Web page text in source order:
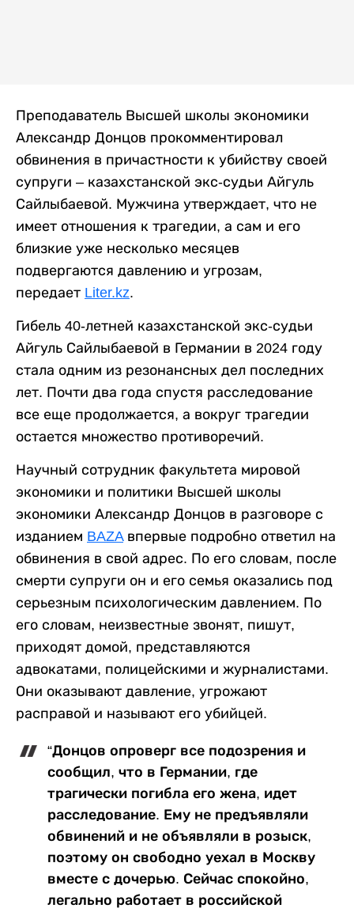
Преподаватель Высшей школы экономики
Александр Донцов прокомментировал
обвинения в причастности к убийству своей
супруги – казахстанской экс-судьи Айгуль
Сайлыбаевой. Мужчина утверждает, что не
имеет отношения к трагедии, а сам и его
близкие уже несколько месяцев
подвергаются давлению и угрозам,
передает Liter.kz.
Гибель 40-летней казахстанской экс-судьи
Айгуль Сайлыбаевой в Германии в 2024 году
стала одним из резонансных дел последних
лет. Почти два года спустя расследование
все еще продолжается, а вокруг трагедии
остается множество противоречий.
Научный сотрудник факультета мировой
экономики и политики Высшей школы
экономики Александр Донцов в разговоре с
изданием BAZAвпервые подробно ответил на
обвинения в свой адрес. По его словам, после
смерти супруги он и его семья оказались под
серьезным психологическим давлением. По
его словам, неизвестные звонят, пишут,
приходят домой, представляются
адвокатами, полицейскими и журналистами.
Они оказывают давление, угрожают
расправой и называют его убийцей.
“Донцов опроверг все подозрения и
сообщил, что в Германии, где
трагически погибла его жена, идет
расследование. Ему не предъявляли
обвинений и не объявляли в розыск,
поэтому он свободно уехал в Москву
вместе с дочерью. Сейчас спокойно,
легально работает в российской